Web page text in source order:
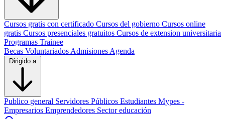
Cursos gratis con certificado Cursos del gobierno Cursos online
gratis Cursos presenciales gratuitos Cursos de extension universitaria
Programas Trainee
Becas Voluntariados Admisiones Agenda
Dirigido a
Publico general Servidores Públicos Estudiantes Mypes -
Empresarios Emprendedores Sector educación